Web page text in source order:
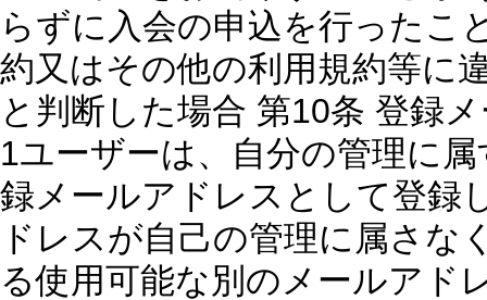
らずに入会の申込を行ったこ
約又はその他の利用規約等に
と判断した場合 第10条 登録
1ユーザーは、自分の管理に
録メールアドレスとして登録
ドレスが自己の管理に属さな
る使用可能な別のメールアド